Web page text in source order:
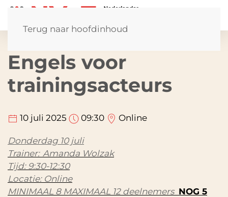
Terug naar hoofdinhoud
Engels voor
trainingsacteurs
10 juli 2025 09:30 Online
Donderdag 10 juli
Trainer: Amanda Wolzak
Tijd: 9:30-12:30
Locatie: Online
MINIMAAL 8 MAXIMAAL 12 deelnemers NOG 5